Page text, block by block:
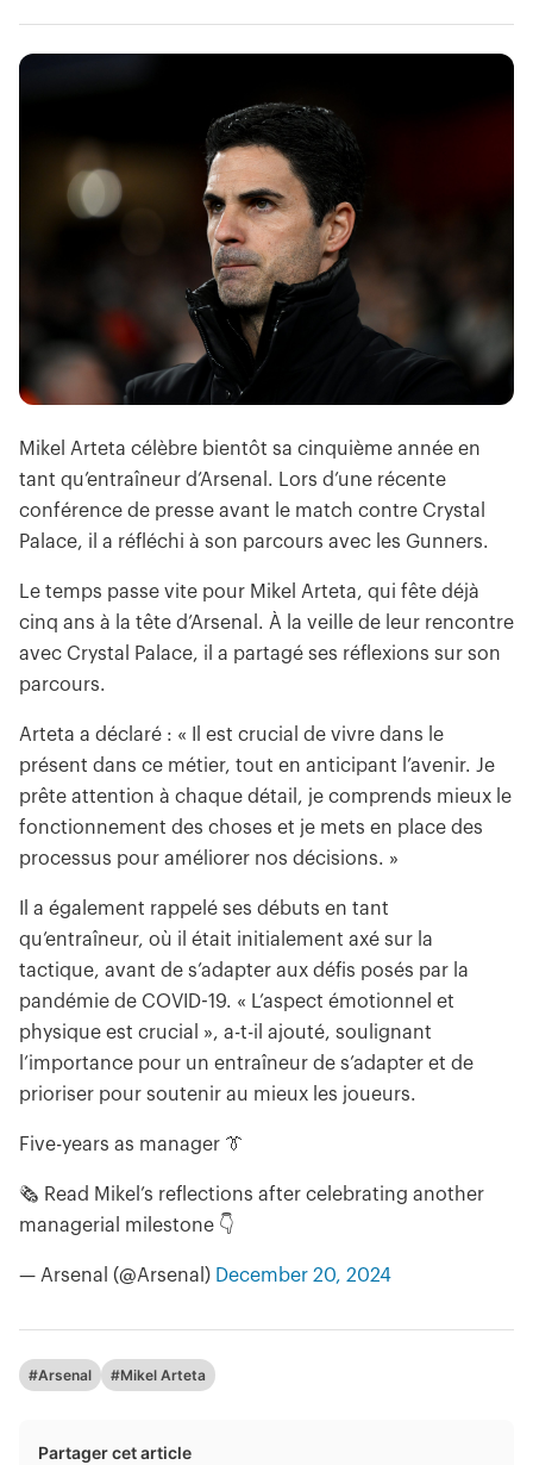
Mikel Arteta célèbre bientôt sa cinquième année en
tant qu’entraîneur d’Arsenal. Lors d’une récente
conférence de presse avant le match contre Crystal
Palace, il a réfléchi à son parcours avec les Gunners.
Le temps passe vite pour Mikel Arteta, qui fête déjà
cinq ans à la tête d’Arsenal. À la veille de leur rencontre
avec Crystal Palace, il a partagé ses réflexions sur son
parcours.
Arteta a déclaré : « Il est crucial de vivre dans le
présent dans ce métier, tout en anticipant l’avenir. Je
prête attention à chaque détail, je comprends mieux le
fonctionnement des choses et je mets en place des
processus pour améliorer nos décisions. »
Il a également rappelé ses débuts en tant
qu’entraîneur, où il était initialement axé sur la
tactique, avant de s’adapter aux défis posés par la
pandémie de COVID-19. « L’aspect émotionnel et
physique est crucial », a-t-il ajouté, soulignant
l’importance pour un entraîneur de s’adapter et de
prioriser pour soutenir au mieux les joueurs.
Five-years as manager 👔
🗞️ Read Mikel’s reflections after celebrating another
managerial milestone 👇
— Arsenal (@Arsenal) December 20, 2024
#Arsenal #Mikel Arteta
Partager cet article